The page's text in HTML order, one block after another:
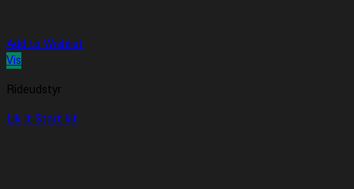
Add to Wishlist
Vis
Rideudstyr
Lik It Start kit